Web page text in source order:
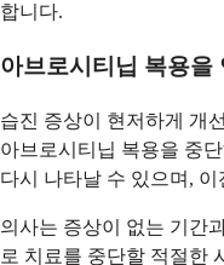
합니다.
아브로시티닙 복용을
습진 증상이 현저하게 개
아브로시티닙 복용을 중
다시 나타날 수 있으며,
의사는 증상이 없는 기간
로 치료를 중단할 적절한